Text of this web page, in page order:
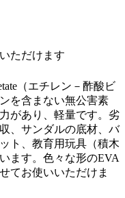
ただけます
（エチレン－酢酸ビ
を含まない無公害素
があり、軽量です。劣
、サンダルの底材、バ
ト、教育用玩具（積木
ます。色々な形のEVA
てお使いいただけま